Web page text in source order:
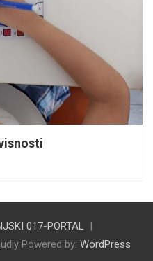
017-PORTAL
Powered by: WordPress